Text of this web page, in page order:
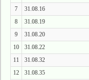
7
31.08.16
8
31.08.19
9
31.08.20
10
31.08.22
11
31.08.32
12
31.08.35